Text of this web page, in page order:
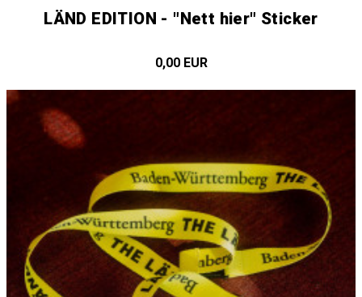
LÄND EDITION - "Nett hier" Sticker
0,00 EUR